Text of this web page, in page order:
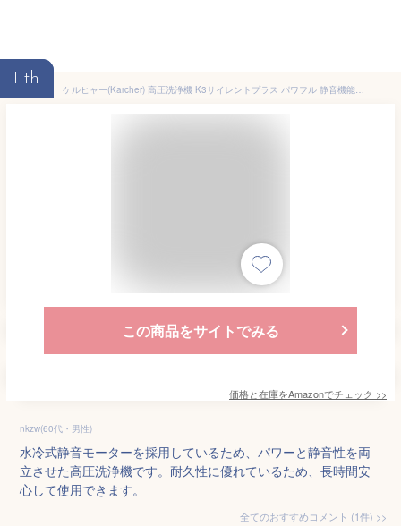
11th
ケルヒャー(Karcher) 高圧洗浄機 K3サイレントプラス パワフル 静音機能 高性能 簡単接続 付属品充実 ハイパワーなノズル タイヤ 伸縮ハンドル 洗車 花粉除去効果 黄砂 泥 50Hz 1.603-200.0
この商品をサイトでみる
価格と在庫をAmazonでチェック >>
nkzw(60代・男性)
水冷式静音モーターを採用しているため、パワーと静音性を両
立させた高圧洗浄機です。耐久性に優れているため、長時間安
心して使用できます。
全てのおすすめコメント (1件) >